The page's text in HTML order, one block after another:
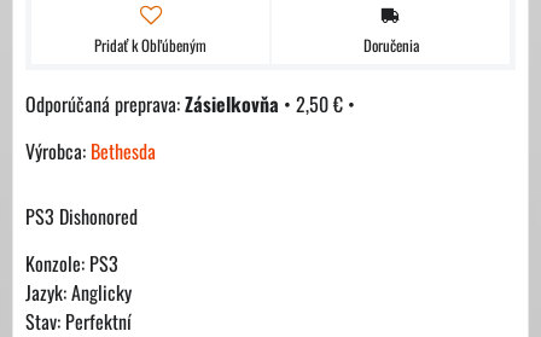
Pridať k Obľúbeným Doručenia
Zásielkovňa • 2,50 € •
Výrobca: Bethesda
PS3 Dishonored
Konzole: PS3
Jazyk: Anglicky
Stav: Perfektní